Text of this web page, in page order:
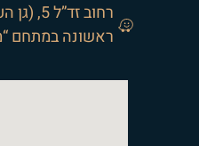
רחוב
ראשונה במתחם